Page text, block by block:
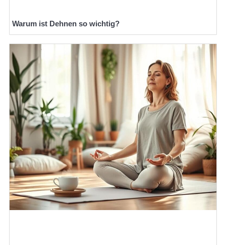
Warum ist Dehnen so wichtig?